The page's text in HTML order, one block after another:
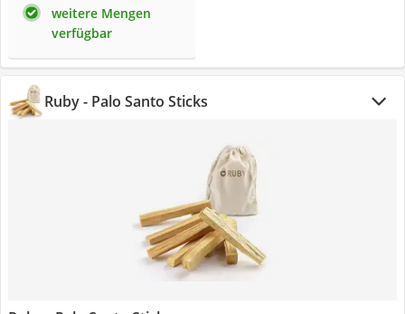
weitere Mengen
verfügbar
Ruby - Palo Santo Sticks